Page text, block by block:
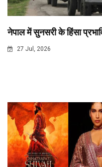
नेपाल में सुनसरी के हिंसा
27 Jul, 2026